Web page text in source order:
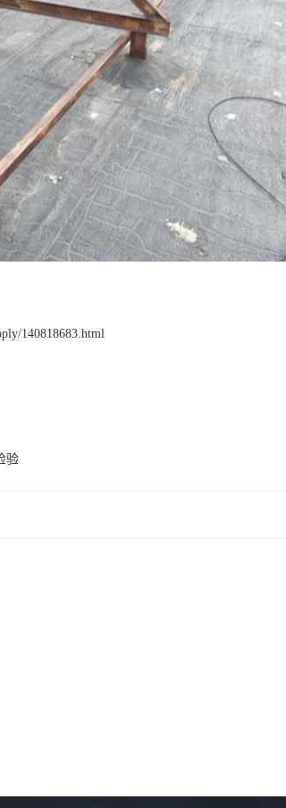
140818683.html
验